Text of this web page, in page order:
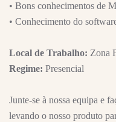
• Bons conhecimentos de
• Conhecimento do
Local de Trabalho: Zona
Regime: Presencial
Junte-se à nossa equipa e
levando o nosso produto